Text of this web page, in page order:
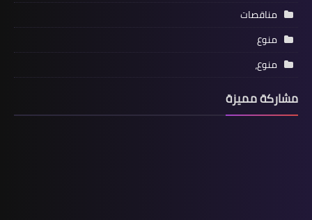
مناقصات
منوع
منوع،
مشاركة مميزة